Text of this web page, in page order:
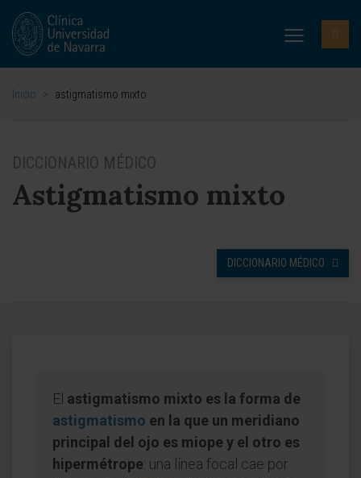
Inicio > astigmatismo mixto
DICCIONARIO MÉDICO
Astigmatismo mixto
DICCIONARIO MÉDICO
El astigmatismo mixto es la forma de
astigmatismo en la que un meridiano
principal del ojo es miope y el otro es
hipermétrope: una línea focal cae por